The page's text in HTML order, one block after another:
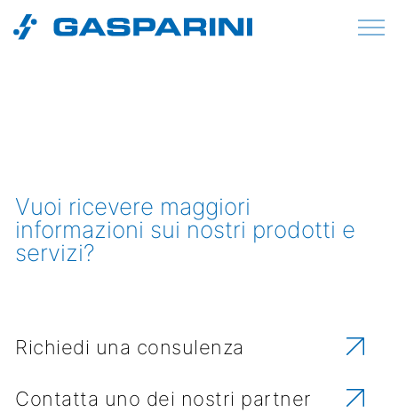
Vai al contenuto
Vuoi ricevere maggiori
informazioni sui nostri prodotti e
servizi?
Richiedi una consulenza
Contatta uno dei nostri partner